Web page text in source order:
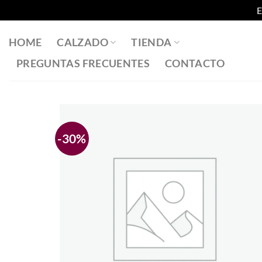
HOME CALZADO
TIENDA
PREGUNTAS FRECUENTES
CONTACTO
-30%